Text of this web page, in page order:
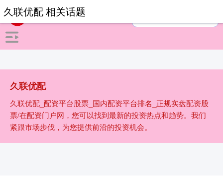
久联优配
久联优配_配资平台股票_国内配资平台排名_正规实盘配资股
票/在配资门户网，您可以找到最新的投资热点和趋势。我们
紧跟市场步伐，为您提供前沿的投资机会。
久联优配 相关话题